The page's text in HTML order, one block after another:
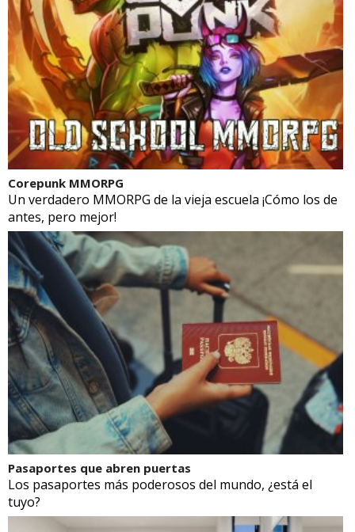
Corepunk MMORPG
Un verdadero MMORPG de la vieja escuela ¡Cómo los de
antes, pero mejor!
Pasaportes que abren puertas
Los pasaportes más poderosos del mundo, ¿está el
tuyo?